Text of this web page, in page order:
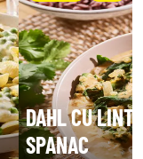
DAHL CU
SPANAC